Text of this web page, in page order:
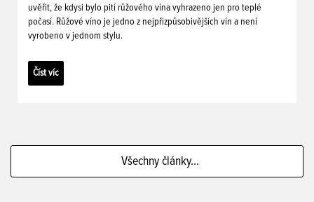
uvěřit, že kdysi bylo pití růžového vína vyhrazeno jen pro teplé
počasí. Růžové víno je jedno z nejpřizpůsobivějších vín a není
vyrobeno v jednom stylu.
Číst víc
Všechny články...